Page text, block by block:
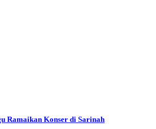
Ramaikan Konser di Sarinah